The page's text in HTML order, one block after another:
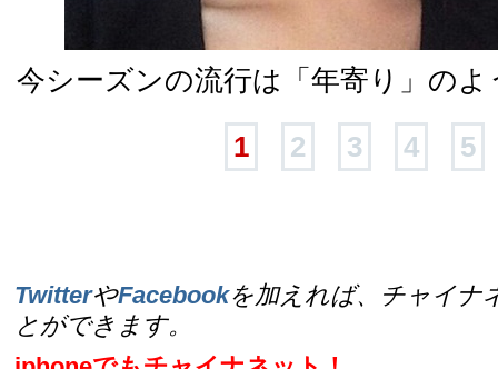
今シーズンの流行は「年寄り」の
1 2 3 4 5
TwitterやFacebookを加えれば、チャイナ
とができます。